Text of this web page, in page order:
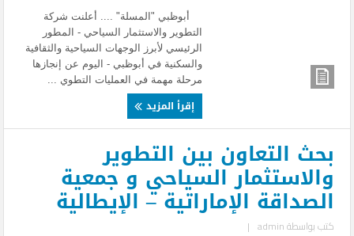
أبوظبي "المسلة" .... أعلنت شركة
التطوير والاستثمار السياحي - المطور
الرئيسي لأبرز الوجهات السياحية والثقافية
والسكنية في أبوظبي - اليوم عن إنجازها
مرحلة مهمة في العمليات التطوي ...
إقرأ المزيد
بحث التعاون بين التطوير
والاستثمار السياحي و جمعية
الصداقة الإماراتية – الإيطالية
كتب بواسطةadmin
|